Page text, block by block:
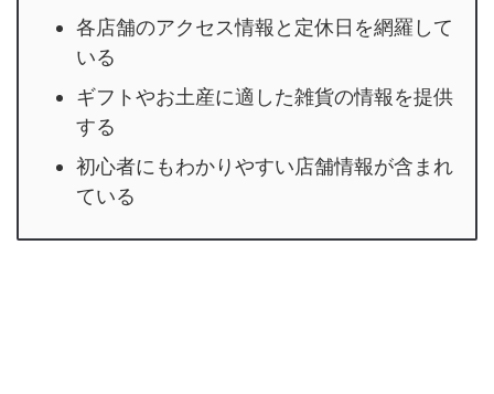
各店舗のアクセス情報と定休日を網羅して
いる
ギフトやお土産に適した雑貨の情報を提供
する
初心者にもわかりやすい店舗情報が含まれ
ている